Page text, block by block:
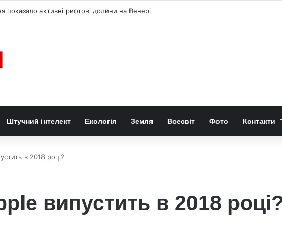
показало активні рифтові долини на Венері
Штучний інтелект Екологія Земля Всесвіт Фото Контакти
в 2018 році?
випустить в 2018